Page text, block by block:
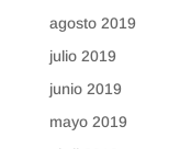
agosto 2019
julio 2019
junio 2019
mayo 2019